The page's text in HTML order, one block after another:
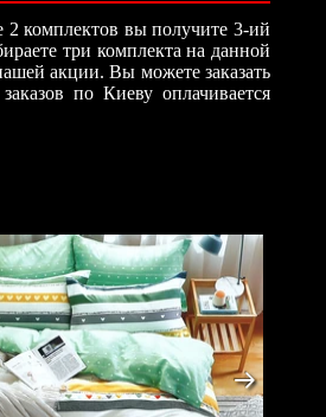
комплектов вы получите 3-ий
три комплекта на данной
акции. Вы можете заказать
по Киеву оплачивается